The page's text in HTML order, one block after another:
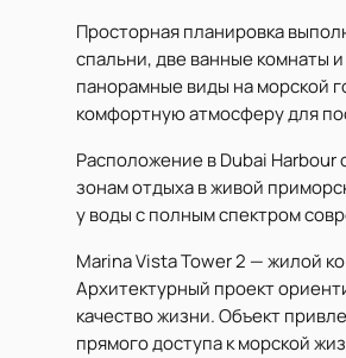
Просторная планировка
спальни, две ванные комнаты
панорамные виды на морской
комфортную атмосферу для
Расположение в Dubai
зонам отдыха в живой
у воды с полным спектром
Marina Vista Tower 2 — жилой
Архитектурный проект
качество жизни. Объект
прямого доступа к морской